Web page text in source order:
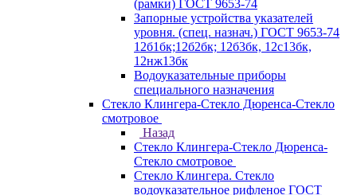
(рамки) ГОСТ 9653-74
Запорные устройства указателей
уровня. (спец. назнач.) ГОСТ 9653-74
12б1бк;12б2бк; 12б3бк, 12с13бк,
12нж13бк
Водоуказательные приборы
специального назначения
Стекло Клингера-Стекло Дюренса-Стекло
смотровое
Назад
Стекло Клингера-Стекло Дюренса-
Стекло смотровое
Стекло Клингера. Стекло
водоуказательное рифленое ГОСТ